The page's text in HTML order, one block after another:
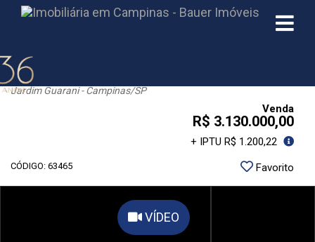
Casa 4 Quartos Jardim Guarani 548m²
Jardim Guarani - Campinas/SP
Venda
R$ 3.130.000,00
+ IPTU R$ 1.200,22
CÓDIGO: 63465 Favorito
VÍDEO